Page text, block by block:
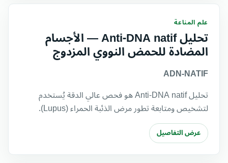
علم المناعة
تحليل Anti-DNA natif — الأجسام
المضادة للحمض النووي المزدوج
ADN-NATIF
تحليل Anti-DNA natif هو فحص عالي الدقة يُستخدم
لتشخيص ومتابعة تطور مرض الذئبة الحمراء (Lupus).
عرض التفاصيل